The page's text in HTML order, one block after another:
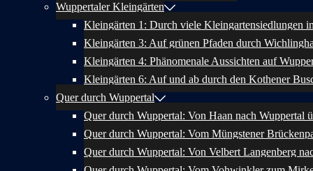
Wuppertaler Kleingärten
Kleingärten 1: Durch viele Kleingartensiedlungen
Kleingärten 3: Auf grünen Pfaden durch
Kleingärten 4: Phänomenale Aussichten auf
Kleingärten 6: Auf und ab durch den Kothener
Quer durch Wuppertal
Quer durch Wuppertal: Von Haan nach Wuppertal
Quer durch Wuppertal: Vom Müngstener
Quer durch Wuppertal: Von Velbert Langenberg